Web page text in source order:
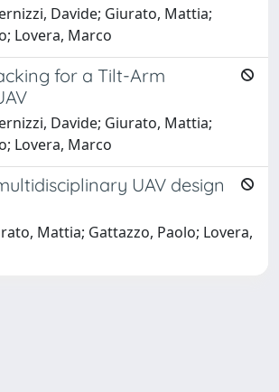
Davide; Giurato, Mattia;
Lovera, Marco
for a Tilt-Arm
Davide; Giurato, Mattia;
Lovera, Marco
UAV design
Mattia; Gattazzo, Paolo; Lovera,